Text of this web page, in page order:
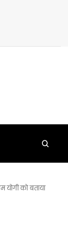
को बताया